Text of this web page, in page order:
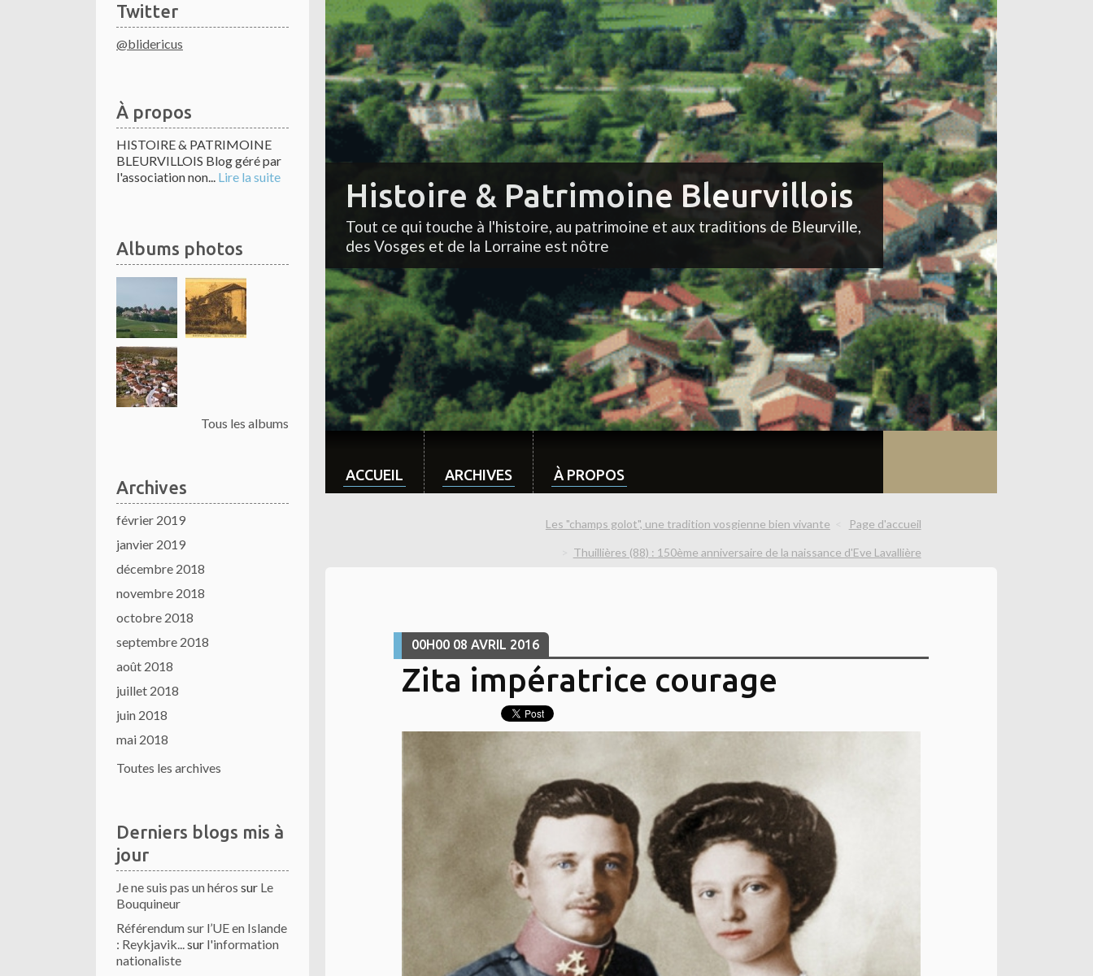
Twitter
@blidericus
À propos
HISTOIRE & PATRIMOINE
BLEURVILLOIS Blog géré par
l'association non... Lire la suite
Albums photos
Tous les albums
Archives
février 2019
janvier 2019
décembre 2018
novembre 2018
octobre 2018
septembre 2018
août 2018
juillet 2018
juin 2018
mai 2018
Toutes les archives
Derniers blogs mis à
jour
Je ne suis pas un héros sur Le
Bouquineur
Référendum sur l’UE en Islande
: Reykjavik...sur l'information
nationaliste
Histoire & Patrimoine Bleurvillois
Tout ce qui touche à l'histoire, au patrimoine et aux traditions de Bleurville,
des Vosges et de la Lorraine est nôtre
ACCUEIL ARCHIVES À PROPOS
Les "champs golot", une tradition vosgienne bien vivante Page d'accueil
Thuillières (88) : 150ème anniversaire de la naissance d'Eve Lavallière
00H00 08 AVRIL 2016
Zita impératrice courage